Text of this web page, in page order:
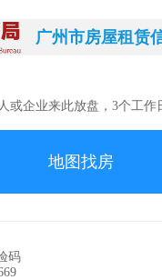
广州市房屋租赁
或企业来此放盘，3个工作
地图找房
码